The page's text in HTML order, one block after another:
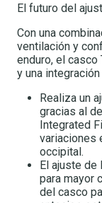
El futuro del
Con una
ventilación y
enduro, el
y una
Realiza un
gracias al
Integrated
variaciones
occipital.
El ajuste de
para mayor
del casco